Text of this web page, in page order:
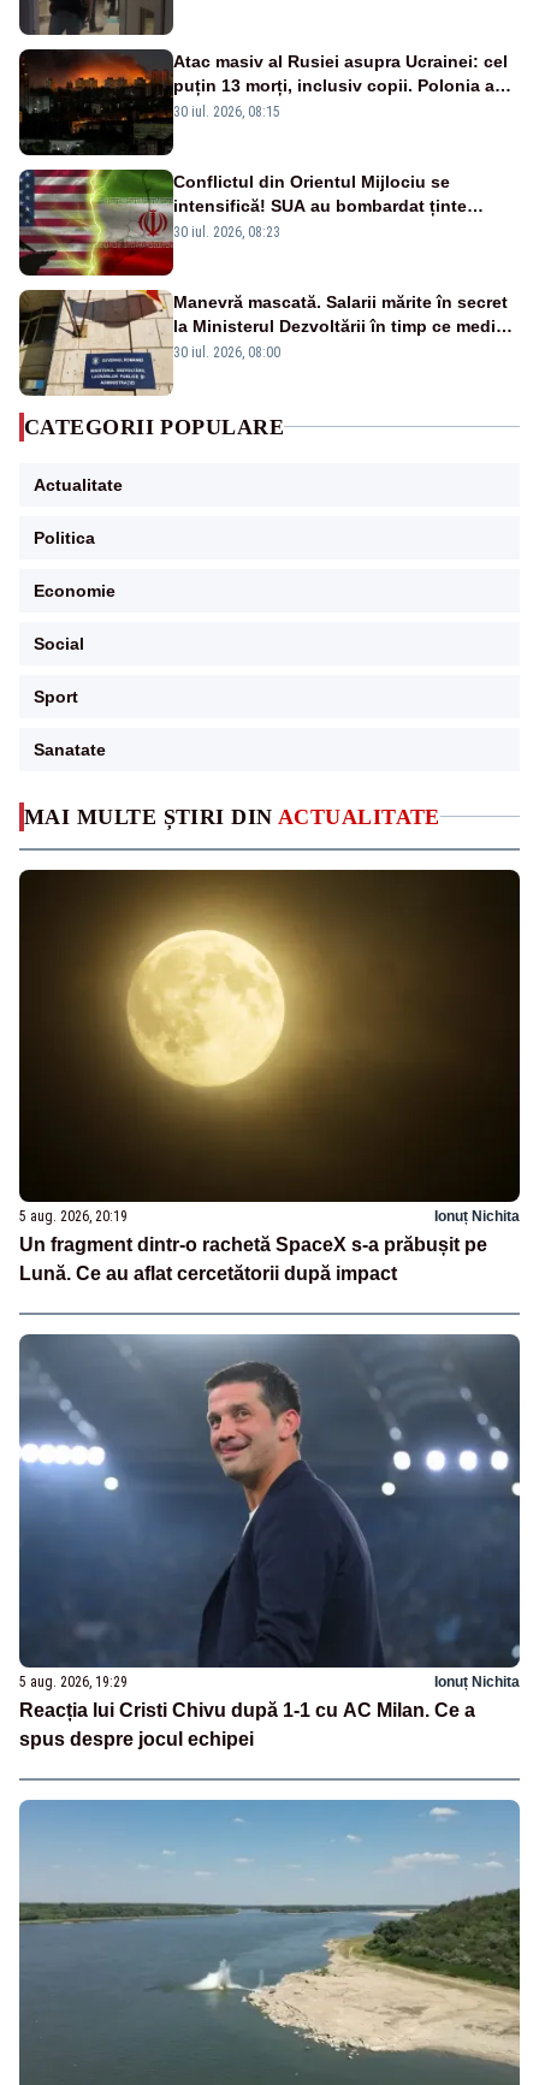
MAI MULTE ȘTIRI DIN ACTUALITATE
5 aug. 2026, 20:19 Ionuț Nichita
Un fragment dintr-o rachetă SpaceX s-a prăbușit pe
Lună. Ce au aflat cercetătorii după impact
5 aug. 2026, 19:29 Ionuț Nichita
Reacția lui Cristi Chivu după 1-1 cu AC Milan. Ce a
spus despre jocul echipei
Atac masiv al Rusiei asupra Ucrainei: cel
puțin 13 morți, inclusiv copii. Polonia a
ridicat avioanele de vânătoare
30 iul. 2026, 08:15
Conflictul din Orientul Mijlociu se
intensifică! SUA au bombardat ținte
militare din Iran
30 iul. 2026, 08:23
Manevră mascată. Salarii mărite în secret
la Ministerul Dezvoltării în timp ce medicii
ies în stradă
30 iul. 2026, 08:00
CATEGORII POPULARE
Actualitate
Politica
Economie
Social
Sport
Sanatate